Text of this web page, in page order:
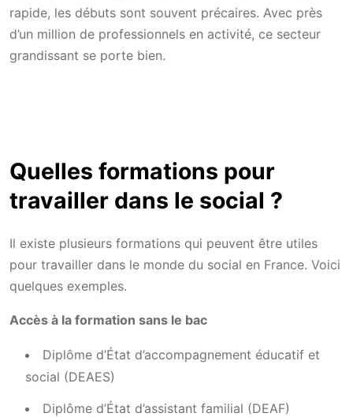
rapide, les débuts sont souvent précaires. Avec près
d’un million de professionnels en activité, ce secteur
grandissant se porte bien.
Quelles formations pour
travailler dans le social ?
Il existe plusieurs formations qui peuvent être utiles
pour travailler dans le monde du social en France. Voici
quelques exemples.
Accès à la formation sans le bac
Diplôme d’État d’accompagnement éducatif et
social (DEAES)
Diplôme d’État d’assistant familial (DEAF)